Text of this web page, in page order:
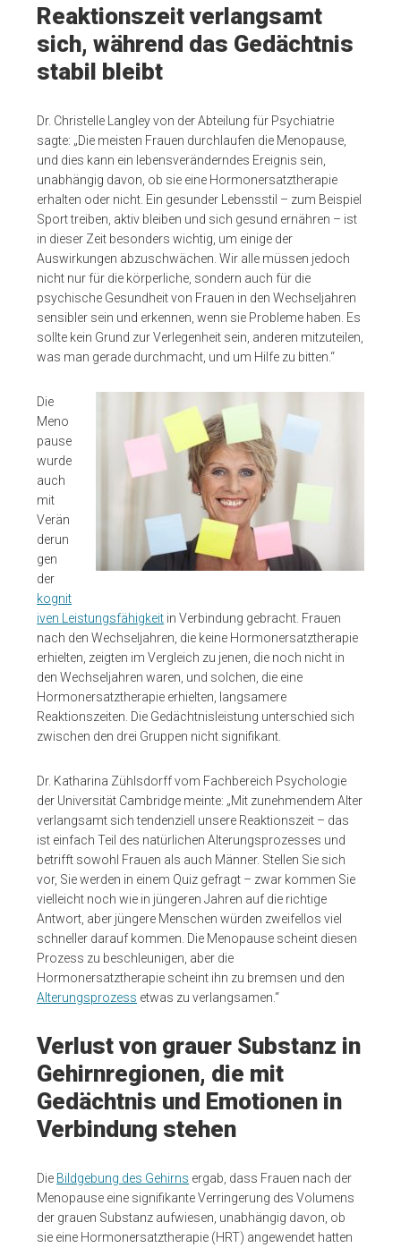
Reaktionszeit verlangsamt
sich, während das Gedächtnis
stabil bleibt
Dr. Christelle Langley von der Abteilung für Psychiatrie
sagte: „Die meisten Frauen durchlaufen die Menopause,
und dies kann ein lebensveränderndes Ereignis sein,
unabhängig davon, ob sie eine Hormonersatztherapie
erhalten oder nicht. Ein gesunder Lebensstil – zum Beispiel
Sport treiben, aktiv bleiben und sich gesund ernähren – ist
in dieser Zeit besonders wichtig, um einige der
Auswirkungen abzuschwächen. Wir alle müssen jedoch
nicht nur für die körperliche, sondern auch für die
psychische Gesundheit von Frauen in den Wechseljahren
sensibler sein und erkennen, wenn sie Probleme haben. Es
sollte kein Grund zur Verlegenheit sein, anderen mitzuteilen,
was man gerade durchmacht, und um Hilfe zu bitten.“
Die
Meno
pause
wurde
auch
mit
Verän
derun
gen
der
kognit
iven Leistungsfähigkeit in Verbindung gebracht. Frauen
nach den Wechseljahren, die keine Hormonersatztherapie
erhielten, zeigten im Vergleich zu jenen, die noch nicht in
den Wechseljahren waren, und solchen, die eine
Hormonersatztherapie erhielten, langsamere
Reaktionszeiten. Die Gedächtnisleistung unterschied sich
zwischen den drei Gruppen nicht signifikant.
Dr. Katharina Zühlsdorff vom Fachbereich Psychologie
der Universität Cambridge meinte: „Mit zunehmendem Alter
verlangsamt sich tendenziell unsere Reaktionszeit – das
ist einfach Teil des natürlichen Alterungsprozesses und
betrifft sowohl Frauen als auch Männer. Stellen Sie sich
vor, Sie werden in einem Quiz gefragt – zwar kommen Sie
vielleicht noch wie in jüngeren Jahren auf die richtige
Antwort, aber jüngere Menschen würden zweifellos viel
schneller darauf kommen. Die Menopause scheint diesen
Prozess zu beschleunigen, aber die
Hormonersatztherapie scheint ihn zu bremsen und den
Alterungsprozess etwas zu verlangsamen.“
Verlust von grauer Substanz in
Gehirnregionen, die mit
Gedächtnis und Emotionen in
Verbindung stehen
Die Bildgebung des Gehirns ergab, dass Frauen nach der
Menopause eine signifikante Verringerung des Volumens
der grauen Substanz aufwiesen, unabhängig davon, ob
sie eine Hormonersatztherapie (HRT) angewendet hatten